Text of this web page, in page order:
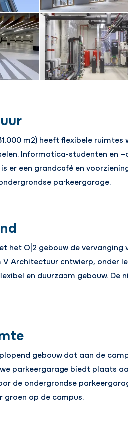
m2) heeft flexibele
Informatica-studenten en
er een grandcafé en
parkeergarage.
het O|2 gebouw de
V Architectuur ontwierp, onder
en duurzaam gebouw. De
gebouw dat aan de
parkeergarage biedt plaats
de ondergrondse
op de campus.